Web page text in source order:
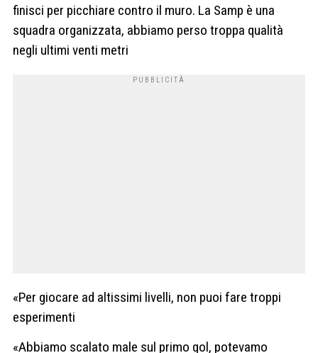
finisci per picchiare contro il muro. La Samp è una
squadra organizzata, abbiamo perso troppa qualità
negli ultimi venti metri
«Per giocare ad altissimi livelli, non puoi fare troppi
esperimenti
«Abbiamo scalato male sul primo gol, potevamo